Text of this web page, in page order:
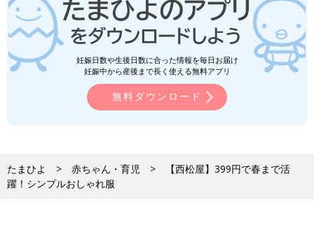
妊娠日数や生後日数に合った情報を毎日お届け
妊娠中から産後まで長く使える無料アプリ
無料ダウンロード
たまひよ 赤ちゃん・育児
【西松屋】399円で春まで活
躍！シンプルおしゃれ服